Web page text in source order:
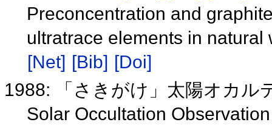
Preconcentration and
ultratrace elements in
[Net] [Bib] [Doi]
1988: 「さきがけ」太陽オカル
Solar Occultation